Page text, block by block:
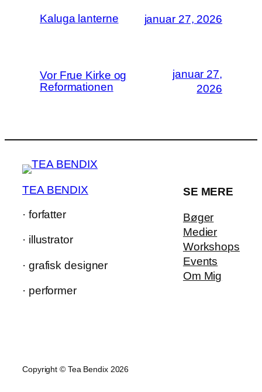
Kaluga lanterne januar 27, 2026
Vor Frue Kirke og
Reformationen
januar 27,
2026
TEA BENDIX
· forfatter
· illustrator
· grafisk designer
· performer
SE MERE
Bøger
Medier
Workshops
Events
Om Mig
Copyright © Tea Bendix 2026